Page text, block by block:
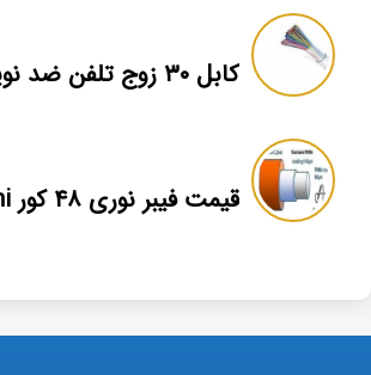
کابل ۳۰ زوج تلفن ضد نویز مرکز فروش
قیمت فیبر نوری ۴۸ کور leoni